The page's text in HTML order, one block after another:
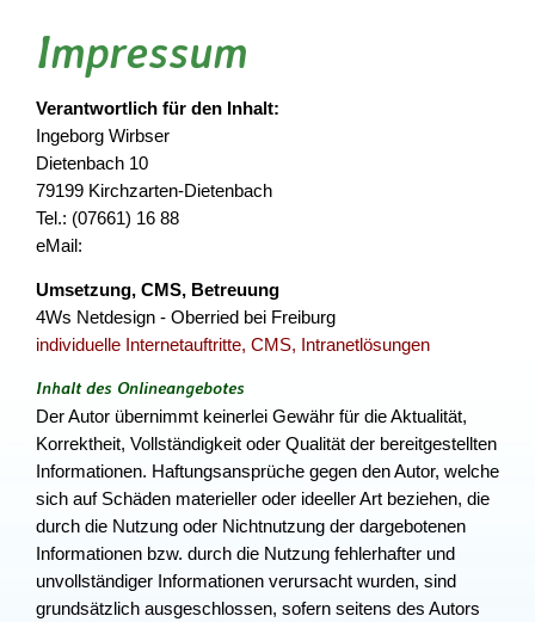
Impressum
Verantwortlich für den Inhalt:
Ingeborg Wirbser
Dietenbach 10
79199 Kirchzarten-Dietenbach
Tel.: (07661) 16 88
eMail:
Umsetzung, CMS, Betreuung
4Ws Netdesign - Oberried bei Freiburg
individuelle Internetauftritte, CMS, Intranetlösungen
Inhalt des Onlineangebotes
Der Autor übernimmt keinerlei Gewähr für die Aktualität,
Korrektheit, Vollständigkeit oder Qualität der bereitgestellten
Informationen. Haftungsansprüche gegen den Autor, welche
sich auf Schäden materieller oder ideeller Art beziehen, die
durch die Nutzung oder Nichtnutzung der dargebotenen
Informationen bzw. durch die Nutzung fehlerhafter und
unvollständiger Informationen verursacht wurden, sind
grundsätzlich ausgeschlossen, sofern seitens des Autors